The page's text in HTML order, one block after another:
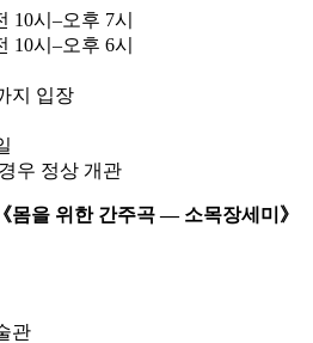
10시–오후 7시
10시–오후 6시
지 입장
우 정상 개관
몸을 위한 간주곡 ― 소목장세미》
관